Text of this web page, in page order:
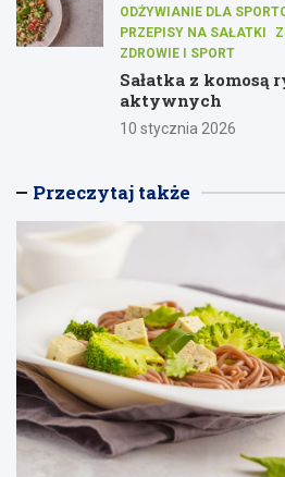
ODŻYWIANIE DLA
PRZEPISY NA SAŁATKI
ZDROWIE I SPORT
Sałatka z komosą
aktywnych
10 stycznia 2026
Przeczytaj także